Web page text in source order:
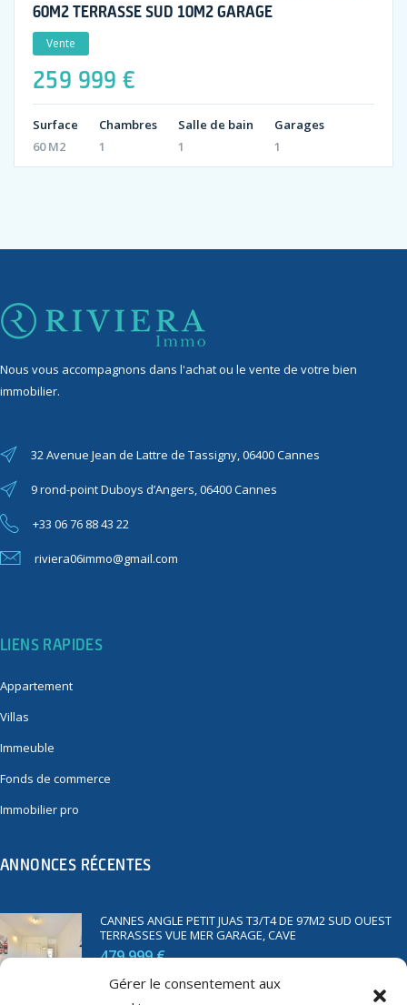
Gérer le consentement aux
60M2 TERRASSE SUD 10M2 GARAGE
Vente
259 999 €
Surface
60 M2
Chambres
1
Salle de bain
1
Garages
1
Nous vous accompagnons dans l'achat ou le vente de votre bien
immobilier.
32 Avenue Jean de Lattre de Tassigny, 06400 Cannes
9 rond-point Duboys d’Angers, 06400 Cannes
+33 06 76 88 43 22
riviera06immo@gmail.com
LIENS RAPIDES
Appartement
Villas
Immeuble
Fonds de commerce
Immobilier pro
ANNONCES RÉCENTES
CANNES ANGLE PETIT JUAS T3/T4 DE 97M2 SUD OUEST
TERRASSES VUE MER GARAGE, CAVE
479 999 €